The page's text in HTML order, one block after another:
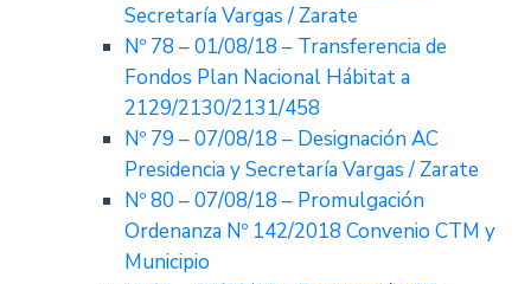
Secretaría Vargas / Zarate
Nº 78 – 01/08/18 – Transferencia de
Fondos Plan Nacional Hábitat a
2129/2130/2131/458
Nº 79 – 07/08/18 – Designación AC
Presidencia y Secretaría Vargas / Zarate
Nº 80 – 07/08/18 – Promulgación
Ordenanza Nº 142/2018 Convenio CTM y
Municipio